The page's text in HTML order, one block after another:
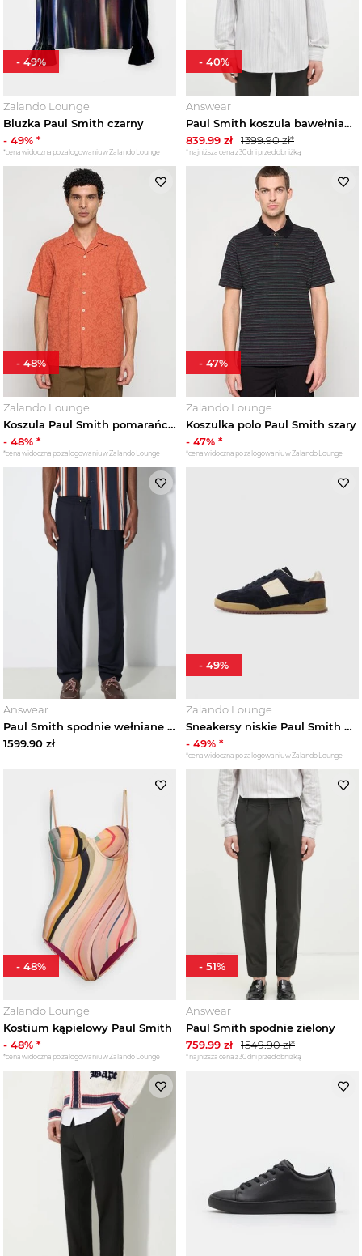
Zalando Lounge
Bluzka Paul Smith czarny
- 49% *
*cena widoczna po zalogowaniu w Zalando Lounge
- 49%
Answear
Paul Smith koszula bawełniana biały
839.99 zł 1399.90zł*
*najniższa cena z 30 dni przed obniżką
- 40%
Zalando Lounge
Koszula Paul Smith pomarańczowy
- 48% *
*cena widoczna po zalogowaniu w Zalando Lounge
- 48%
Zalando Lounge
Koszulka polo Paul Smith szary
- 47% *
*cena widoczna po zalogowaniu w Zalando Lounge
- 47%
Answear
Paul Smith spodnie wełniane granatowy
1599.90 zł
Zalando Lounge
Sneakersy niskie Paul Smith granatowy
- 49% *
*cena widoczna po zalogowaniu w Zalando Lounge
- 49%
Zalando Lounge
Kostium kąpielowy Paul Smith
- 48% *
*cena widoczna po zalogowaniu w Zalando Lounge
- 48%
Answear
Paul Smith spodnie zielony
759.99 zł 1549.90zł*
*najniższa cena z 30 dni przed obniżką
- 51%